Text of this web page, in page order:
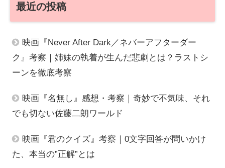
最近の投稿
映画『Never After Dark／ネバーアフターダー
ク』考察｜姉妹の執着が生んだ悲劇とは？ラストシ
ーンを徹底考察
映画『名無し』感想・考察｜奇妙で不気味、それ
でも切ない佐藤二朗ワールド
映画『君のクイズ』考察｜0文字回答が問いかけ
た、本当の”正解”とは